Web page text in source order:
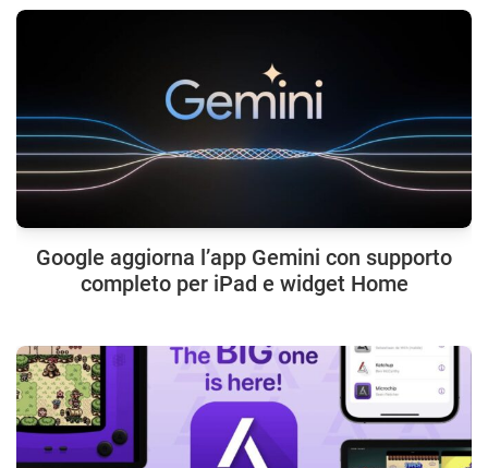
Google aggiorna l’app Gemini con supporto
completo per iPad e widget Home